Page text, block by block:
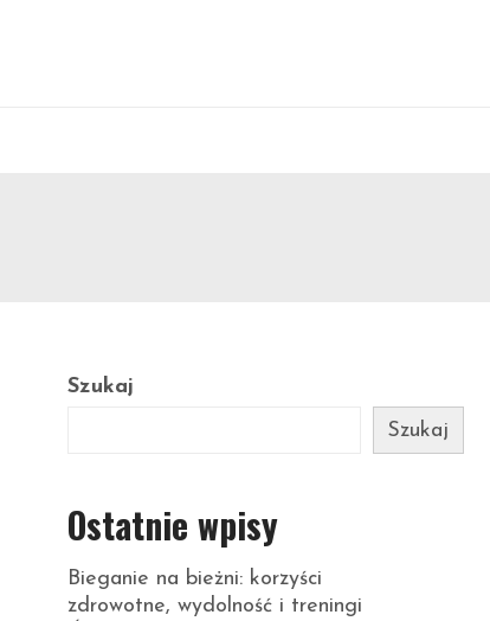
Szukaj
Szukaj
Ostatnie wpisy
Bieganie na bieżni: korzyści
zdrowotne, wydolność i treningi